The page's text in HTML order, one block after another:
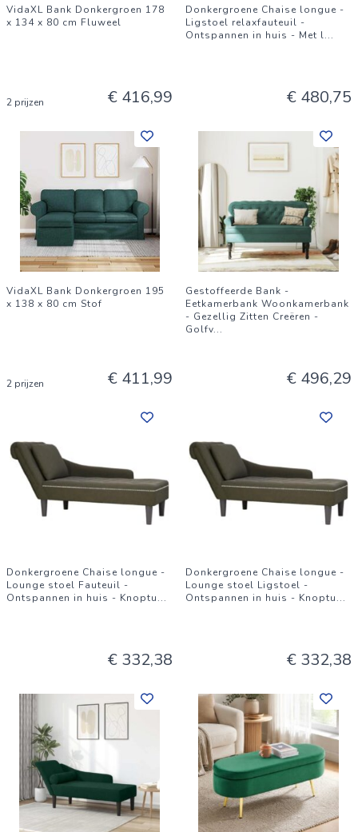
VidaXL Bank Donkergroen 178
x 134 x 80 cm Fluweel
2 prijzen € 416,99
Donkergroene Chaise longue -
Ligstoel relaxfauteuil -
Ontspannen in huis - Met l...
€ 480,75
VidaXL Bank Donkergroen 195
x 138 x 80 cm Stof
2 prijzen € 411,99
Gestoffeerde Bank -
Eetkamerbank Woonkamerbank
- Gezellig Zitten Creëren -
Golfv...
€ 496,29
Donkergroene Chaise longue -
Lounge stoel Fauteuil -
Ontspannen in huis - Knoptu...
€ 332,38
Donkergroene Chaise longue -
Lounge stoel Ligstoel -
Ontspannen in huis - Knoptu...
€ 332,38